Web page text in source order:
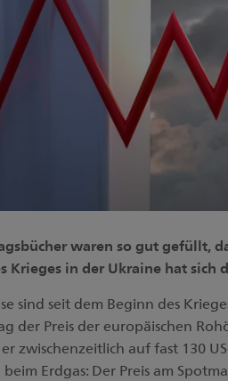
waren so gut gefüllt,
Krieges in der Ukraine hat sich
sind seit dem Beginn des
der Preis der europäischen
zwischenzeitlich auf fast 130
Erdgas: Der Preis am